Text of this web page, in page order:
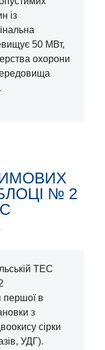
із
50 МВт,
охорони
№ 2
ТЕС
першої в
з
сірки
УДГ).